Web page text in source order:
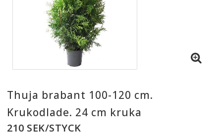
Thuja brabant 100-120 cm.
Krukodlade. 24 cm kruka
210 SEK/STYCK